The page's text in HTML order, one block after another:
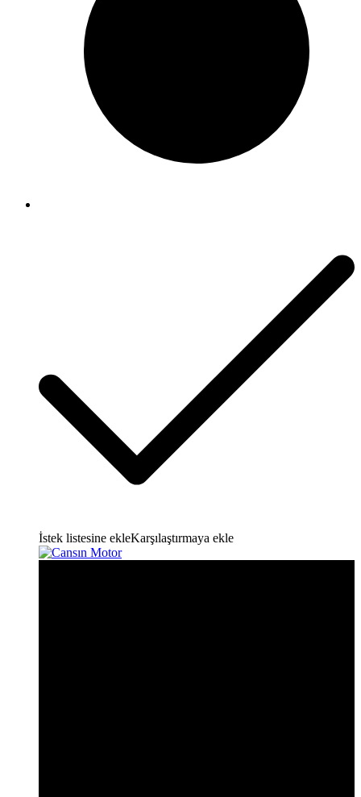
İstek listesine ekleKarşılaştırmaya ekle